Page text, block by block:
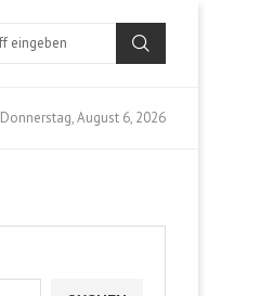
Donnerstag, August 6, 2026